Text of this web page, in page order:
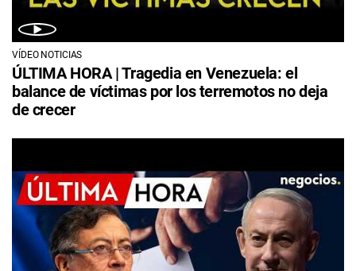
VÍDEO NOTICIAS
ÚLTIMA HORA | Tragedia en Venezuela: el
balance de víctimas por los terremotos no deja
de crecer